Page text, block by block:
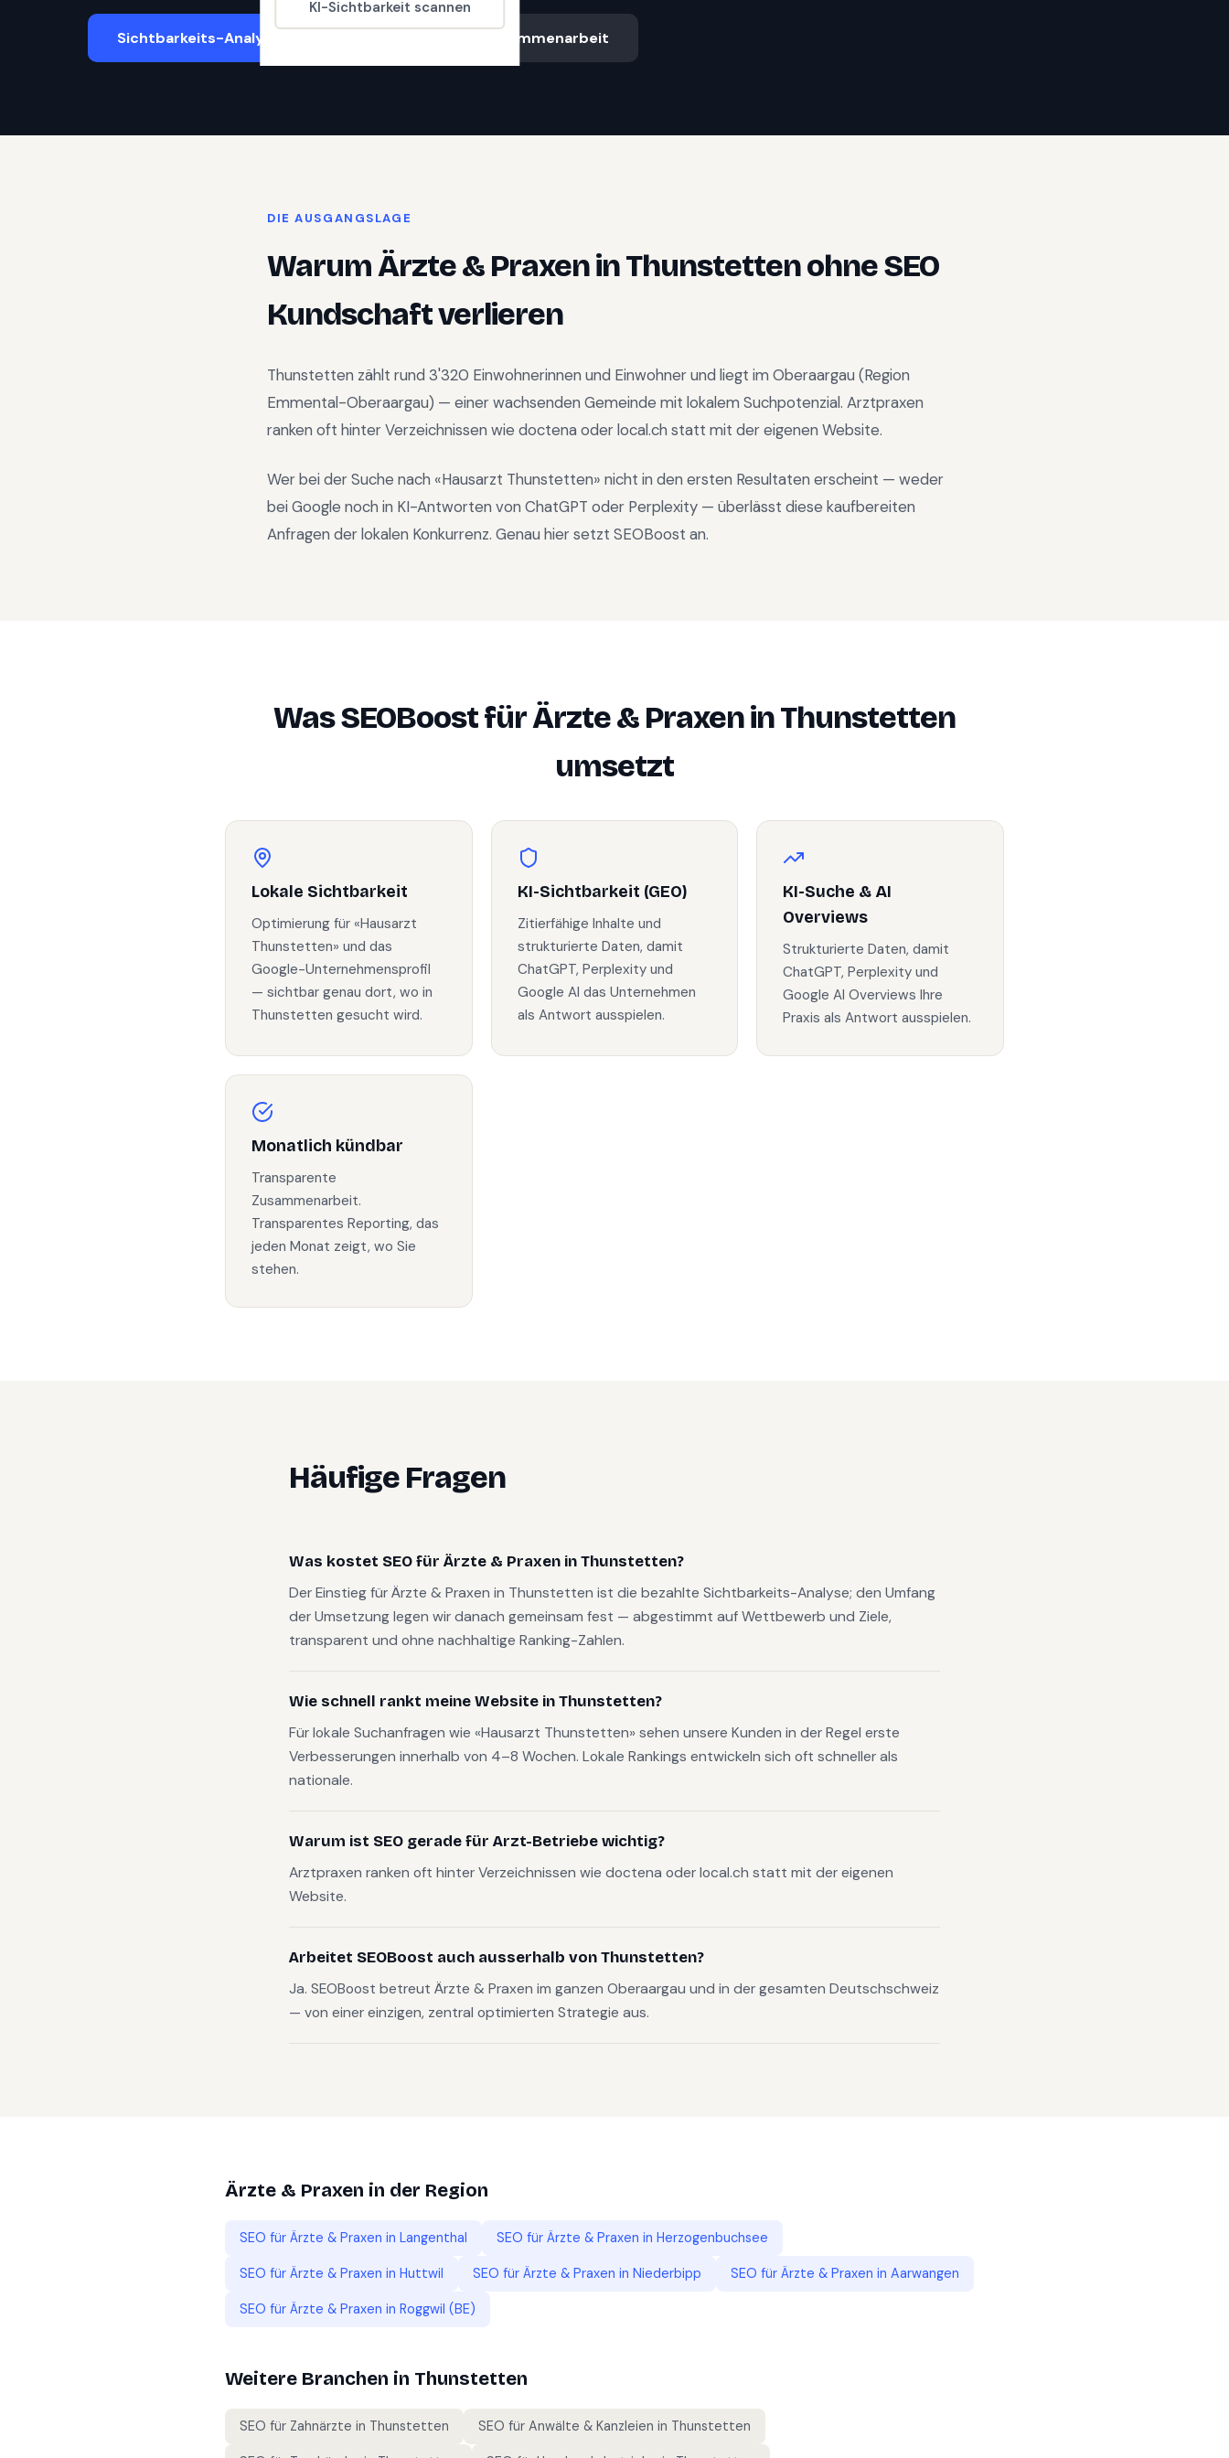
KI-Sichtbarkeit scannen
Sichtbarkeits-Analyse starten Ablauf & Zusammenarbeit
DIE AUSGANGSLAGE
WarumÄrzte & PraxeninThunstettenohne SEO
Kundschaft verlieren
Thunstetten zählt rund 3'320 Einwohnerinnen und Einwohner und liegt im Oberaargau (Region
Emmental-Oberaargau) — einer wachsenden Gemeinde mit lokalem Suchpotenzial. Arztpraxen
ranken oft hinter Verzeichnissen wie doctena oder local.ch statt mit der eigenen Website.
Wer bei der Suche nach «Hausarzt Thunstetten» nicht in den ersten Resultaten erscheint — weder
bei Google noch in KI-Antworten von ChatGPT oder Perplexity — überlässt diese kaufbereiten
Anfragen der lokalen Konkurrenz. Genau hier setzt SEOBoost an.
Was SEOBoost fürÄrzte & PraxeninThunstetten
umsetzt
Lokale Sichtbarkeit
Optimierung für «Hausarzt
Thunstetten» und das
Google-Unternehmensprofil
— sichtbar genau dort, wo in
Thunstetten gesucht wird.
KI-Sichtbarkeit (GEO)
Zitierfähige Inhalte und
strukturierte Daten, damit
ChatGPT, Perplexity und
Google AI das Unternehmen
als Antwort ausspielen.
KI-Suche & AI
Overviews
Strukturierte Daten, damit
ChatGPT, Perplexity und
Google AI Overviews Ihre
Praxis als Antwort ausspielen.
Monatlich kündbar
Transparente
Zusammenarbeit.
Transparentes Reporting, das
jeden Monat zeigt, wo Sie
stehen.
Häufige Fragen
Was kostet SEO für Ärzte & Praxen in Thunstetten?
Der Einstieg für Ärzte & Praxen in Thunstetten ist die bezahlte Sichtbarkeits-Analyse; den Umfang
der Umsetzung legen wir danach gemeinsam fest — abgestimmt auf Wettbewerb und Ziele,
transparent und ohne nachhaltige Ranking-Zahlen.
Wie schnell rankt meine Website in Thunstetten?
Für lokale Suchanfragen wie «Hausarzt Thunstetten» sehen unsere Kunden in der Regel erste
Verbesserungen innerhalb von 4–8 Wochen. Lokale Rankings entwickeln sich oft schneller als
nationale.
Warum ist SEO gerade für Arzt-Betriebe wichtig?
Arztpraxen ranken oft hinter Verzeichnissen wie doctena oder local.ch statt mit der eigenen
Website.
Arbeitet SEOBoost auch ausserhalb von Thunstetten?
Ja. SEOBoost betreut Ärzte & Praxen im ganzen Oberaargau und in der gesamten Deutschschweiz
— von einer einzigen, zentral optimierten Strategie aus.
Ärzte & Praxen in der Region
SEO für Ärzte & Praxen in Langenthal SEO für Ärzte & Praxen in Herzogenbuchsee
SEO für Ärzte & Praxen in Huttwil SEO für Ärzte & Praxen in Niederbipp SEO für Ärzte & Praxen in Aarwangen
SEO für Ärzte & Praxen in Roggwil (BE)
Weitere Branchen in Thunstetten
SEO für Zahnärzte in Thunstetten SEO für Anwälte & Kanzleien in Thunstetten